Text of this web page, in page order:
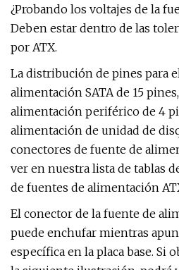
¿Probando los voltajes de la
Deben estar dentro de las
por ATX.
La distribución de pines para
alimentación SATA de 15
alimentación periférico de 4
alimentación de unidad de
conectores de fuente de
ver en nuestra lista de tablas
de fuentes de alimentación
El conector de la fuente de
puede enchufar mientras
específica en la placa base. Si